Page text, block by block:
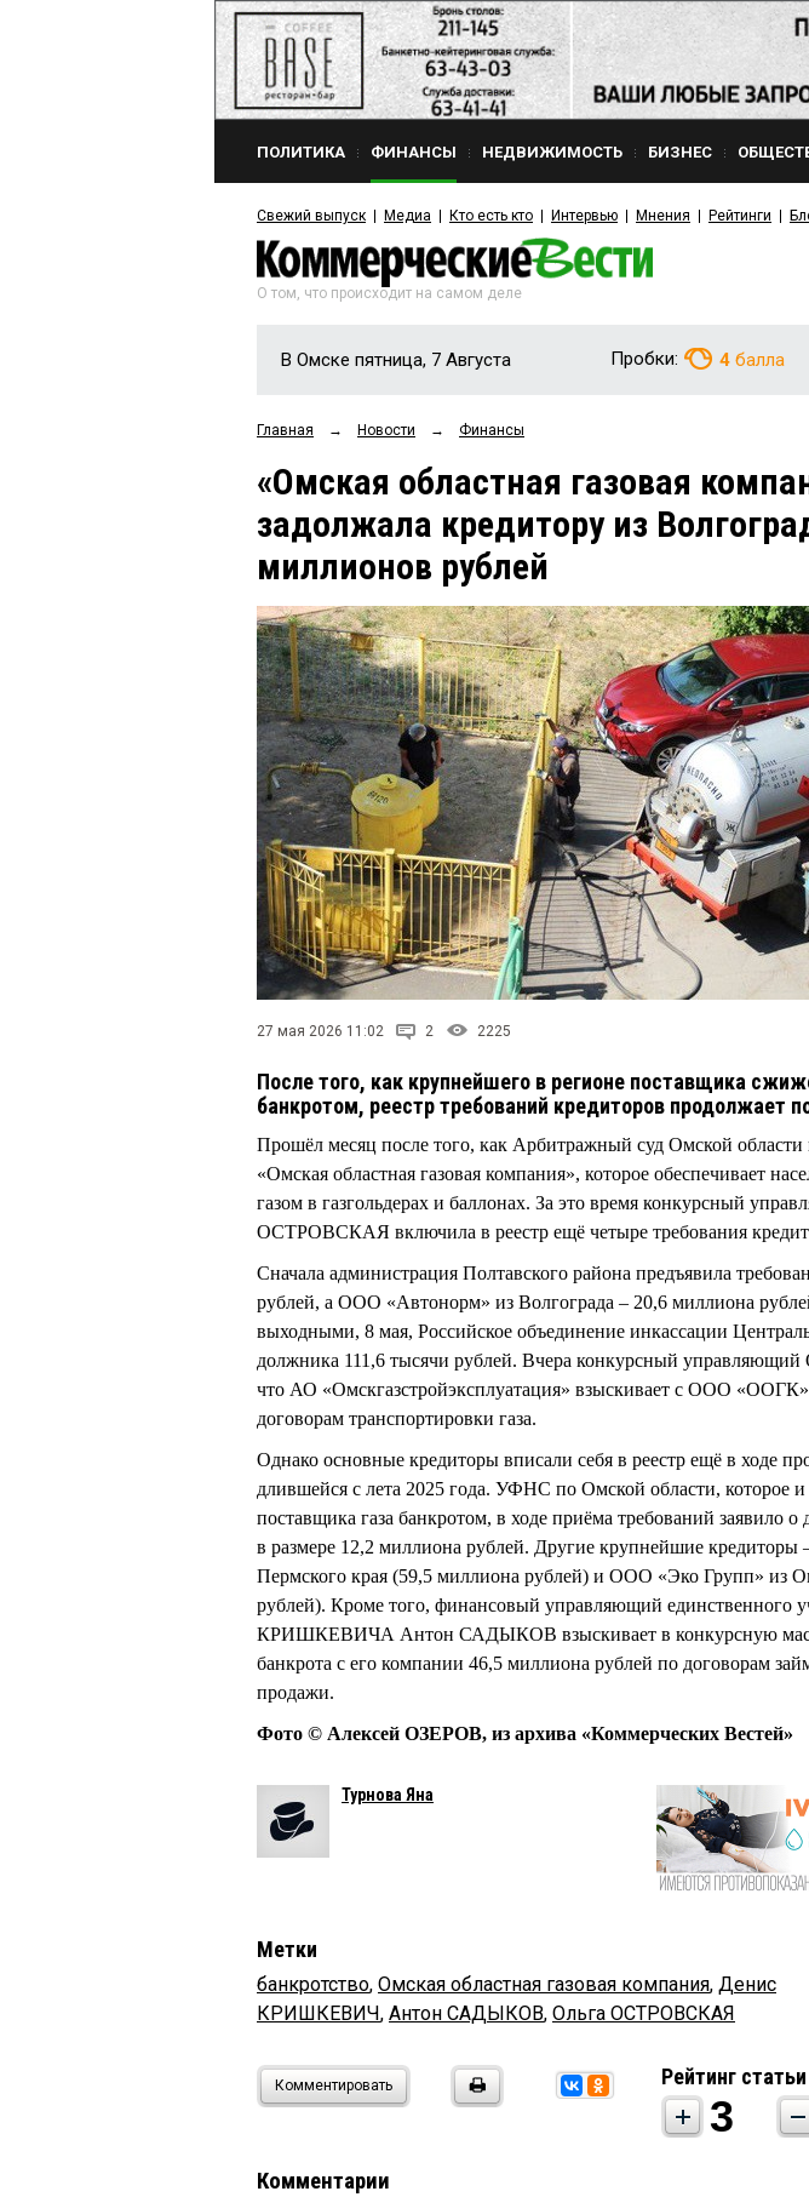
ПОЛИТИКА ФИНАНСЫ НЕДВИЖИМОСТЬ БИЗНЕС
Свежий выпуск Медиа Кто есть кто Интервью Мнения Рейтинги
О том, что происходит на самом деле
В Омске пятница, 7 Августа Пробки: 4 балла
Главная → Новости → Финансы
«Омская областная газовая
задолжала кредитору из
миллионов рублей
27 мая 2026 11:02 2 2225
После того, как крупнейшего в регионе поставщика
банкротом, реестр требований кредиторов продолжает
Прошёл месяц после того, как Арбитражный суд Омской
«Омская областная газовая компания», которое обеспечивает
газом в газгольдерах и баллонах. За это время конкурсный
ОСТРОВСКАЯ включила в реестр ещё четыре требования
Сначала администрация Полтавского района предъявила
рублей, а ООО «Автонорм» из Волгограда – 20,6 миллиона
выходными, 8 мая, Российское объединение инкассации
должника 111,6 тысячи рублей. Вчера конкурсный
что АО «Омскгазстройэксплуатация» взыскивает с ООО
договорам транспортировки газа.
Однако основные кредиторы вписали себя в реестр ещё в ходе
длившейся с лета 2025 года. УФНС по Омской области, которое и
поставщика газа банкротом, в ходе приёма требований заявило о
в размере 12,2 миллиона рублей. Другие крупнейшие
Пермского края (59,5 миллиона рублей) и ООО «Эко Групп» из
рублей). Кроме того, финансовый управляющий единственного
КРИШКЕВИЧА Антон САДЫКОВ взыскивает в конкурсную
банкрота с его компании 46,5 миллиона рублей по договорам
продажи.
Фото © Алексей ОЗЕРОВ, из архива «Коммерческих Вестей»
Турнова Яна
Метки
банкротство, Омская областная газовая компания, Денис
КРИШКЕВИЧ, Антон САДЫКОВ, Ольга ОСТРОВСКАЯ
Комментировать Рейтинг статьи
3
Комментарии